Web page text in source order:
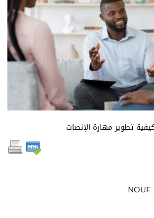
تطوير مهارة الإنصات